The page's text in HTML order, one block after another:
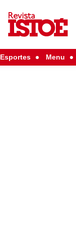
Esportes Menu